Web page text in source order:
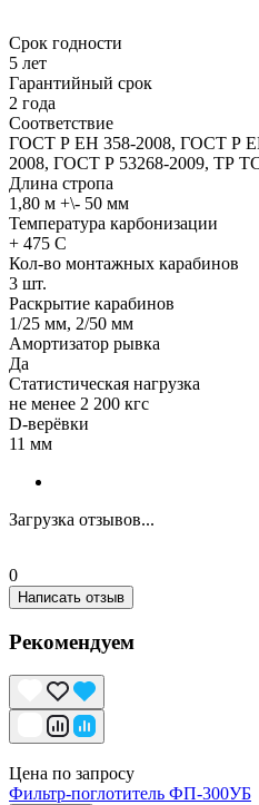
Срок годности
5 лет
Гарантийный срок
2 года
Соответствие
ГОСТ Р ЕН 358-2008, ГОСТ Р
2008, ГОСТ Р 53268-2009, ТР ТС
Длина стропа
1,80 м +\- 50 мм
Температура карбонизации
+ 475 С
Кол-во монтажных карабинов
3 шт.
Раскрытие карабинов
1/25 мм, 2/50 мм
Амортизатор рывка
Да
Статистическая нагрузка
не менее 2 200 кгс
D-верёвки
11 мм
Загрузка отзывов...
0
Написать отзыв
Рекомендуем
Цена по запросу
Фильтр-поглотитель ФП-300УБ